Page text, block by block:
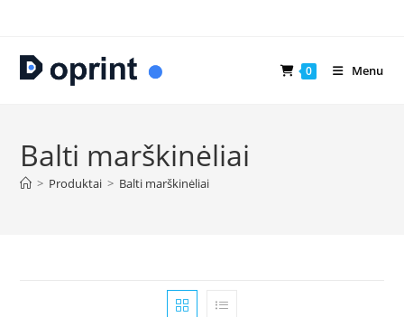
content
0 Menu
Balti marškinėliai
> Produktai > Balti marškinėliai